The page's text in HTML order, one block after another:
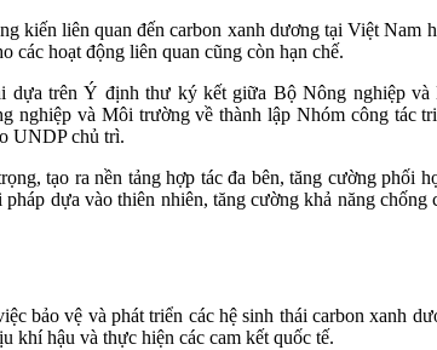
kiến liên quan đến carbon xanh dương tại Việt
các hoạt động liên quan cũng còn hạn chế.
dựa trên Ý định thư ký kết giữa Bộ Nông nghiệp
và Môi trường về thành lập Nhóm công tác
UNDP chủ trì.
tạo ra nền tảng hợp tác đa bên, tăng cường phối
dựa vào thiên nhiên, tăng cường khả năng
vệ và phát triển các hệ sinh thái carbon xanh
khí hậu và thực hiện các cam kết quốc tế.